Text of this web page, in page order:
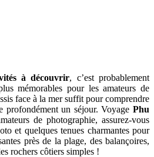
à découvrir, c’est probablement
mémorables pour les amateurs de
face à la mer suffit pour comprendre
profondément un séjour. Voyage Phu
de photographie, assurez-vous
et quelques tenues charmantes pour
près de la plage, des balançoires,
rochers côtiers simples !